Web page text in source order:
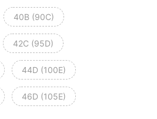
40B (90C)
42C (95D)
44D (100E)
46D (105E)